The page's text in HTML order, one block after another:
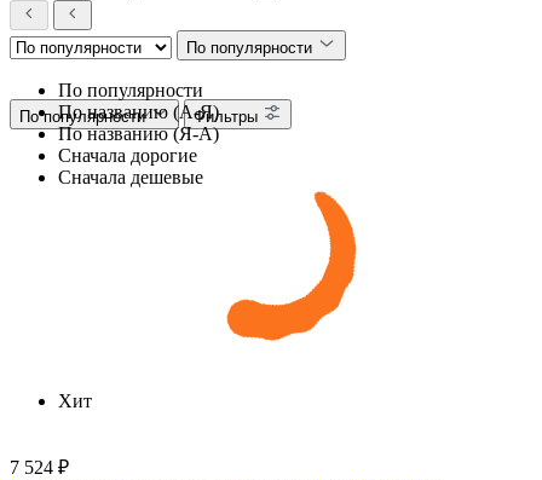
По популярности
По популярности
По названию (А-Я)
По названию (Я-А)
Сначала дорогие
Сначала дешевые
По популярности Фильтры
Хит
7 524 ₽